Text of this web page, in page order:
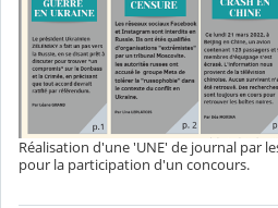
Réalisation d'une 'UNE' de journal par
pour la participation d'un concours.